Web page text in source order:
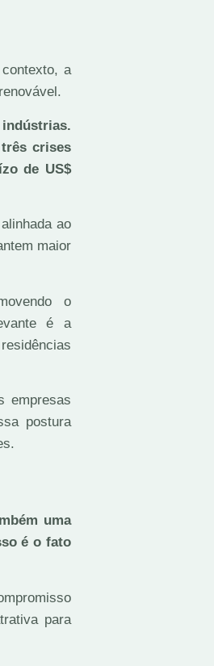
a
crises
de US$
ao
maior
o
é a
empresas
postura
uma
é o fato
para